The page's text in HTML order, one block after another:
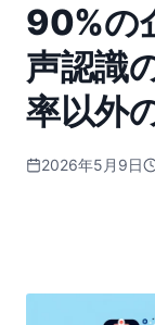
90%の
声認識
率以外
2026年5月9日